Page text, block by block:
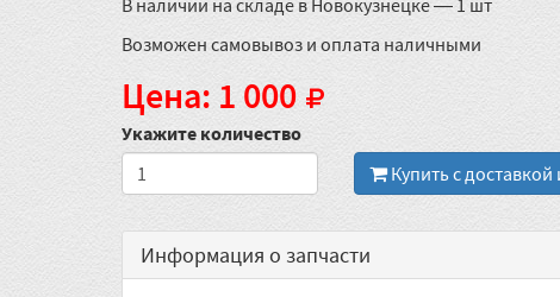
В наличии на складе в Новокузнецке — 1 шт
Возможен самовывоз и оплата наличными
Цена: 1 000
Укажите количество
Купить с
Информация о запчасти